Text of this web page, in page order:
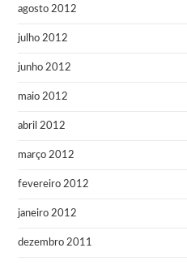
agosto 2012
julho 2012
junho 2012
maio 2012
abril 2012
março 2012
fevereiro 2012
janeiro 2012
dezembro 2011